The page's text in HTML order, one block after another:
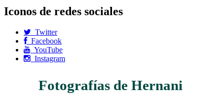
Iconos de redes sociales
Twitter
Facebook
YouTube
Instagram
Fotografías de Hernani